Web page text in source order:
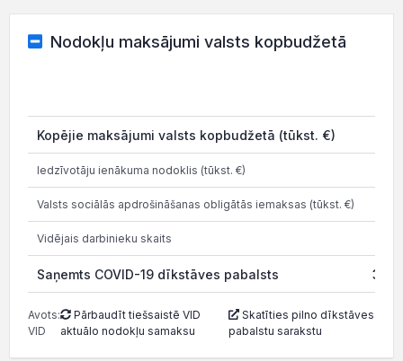
Nodokļu maksājumi valsts kopbudžetā
Kopējie maksājumi valsts kopbudžetā (tūkst. €)
Iedzīvotāju ienākuma nodoklis (tūkst. €)
Valsts sociālās apdrošināšanas obligātās iemaksas (tūkst. €)
Vidējais darbinieku skaits
Saņemts COVID-19 dīkstāves pabalsts
Avots:
VID
Pārbaudīt tiešsaistē VID
aktuālo nodokļu samaksu
Skatīties pilno dīkstāves
pabalstu sarakstu